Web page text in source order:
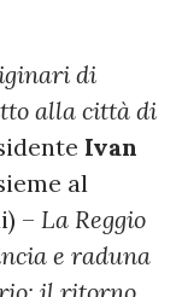
di
alla città di
Ivan
al
– La Reggio
e raduna